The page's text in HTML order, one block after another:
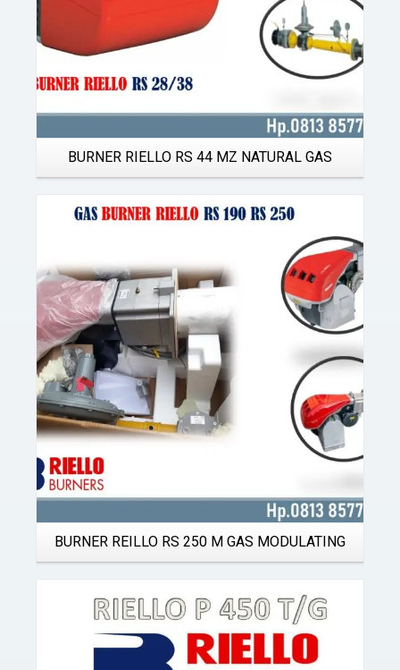
BURNER RIELLO RS 44 MZ NATURAL GAS
Details
BURNER REILLO RS 250 M GAS MODULATING
Details